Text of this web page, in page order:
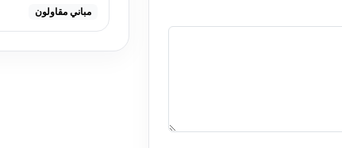
مباني مقاولون